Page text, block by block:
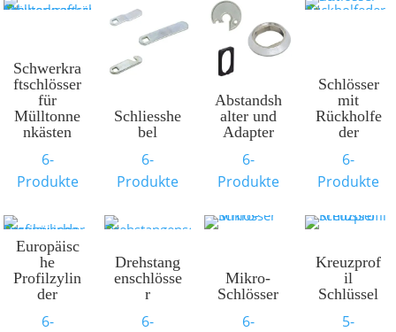
Schwerkra
ftschlösser
für
Mülltonne
nkästen
6-
Produkte
Schliesshe
bel
6-
Produkte
Abstandsh
alter und
Adapter
6-
Produkte
Schlösser
mit
Rückholfe
der
6-
Produkte
Europäisc
he
Profilzylin
der
6-
Drehstang
enschlösse
r
6-
Mikro-
Schlösser
6-
Kreuzprof
il
Schlüssel
5-